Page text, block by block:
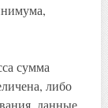
сумма
либо
данные